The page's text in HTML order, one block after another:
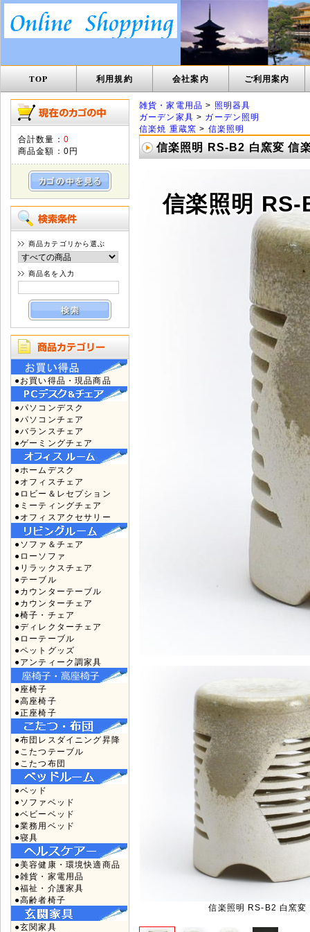
TOP 利用規約 会社案内 ご利用案内
合計数量： 0
商品金額： 0円
商品カテゴリから選ぶ
商品名を入力
●お買い得品・現品商品
●パソコンデスク
●パソコンチェア
●バランスチェア
●ゲーミングチェア
●ホームデスク
●オフィスチェア
●ロビー＆レセプション
●ミーティングチェア
●オフィスアクセサリー
●ソファ＆チェア
●ローソファ
●リラックスチェア
●テーブル
●カウンターテーブル
●カウンターチェア
●椅子・チェア
●ディレクターチェア
●ローテーブル
●ペットグッズ
●アンティーク調家具
●座椅子
●高座椅子
●正座椅子
●布団レスダイニング昇降
●こたつテーブル
●こたつ布団
●ベッド
●ソファベッド
●ベビーベッド
●業務用ベッド
●寝具
●美容健康・環境快適商品
●雑貨・家電用品
●福祉・介護家具
●高齢者椅子
●玄関家具
雑貨・家電用品 > 照明器具
ガーデン家具 > ガーデン照明
信楽焼 重蔵窯 > 信楽照明
信楽照明 RS-B2 白窯変 信
信楽照明 RS-
信楽照明 RS-B2 白窯変